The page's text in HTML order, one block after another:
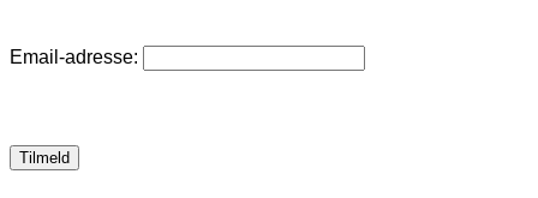
Email-adresse: